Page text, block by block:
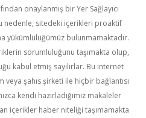
onaylanmış bir Yer Sağlayıcı
nedenle, sitedeki içerikleri proaktif
yükümlülüğümüz bulunmamaktadır.
sorumluluğunu taşımakta olup,
kabul etmiş sayılırlar. Bu internet
şahıs şirketi ile hiçbir bağlantısı
kendi hazırladığımız makaleler
içerikler haber niteliği taşımamakta